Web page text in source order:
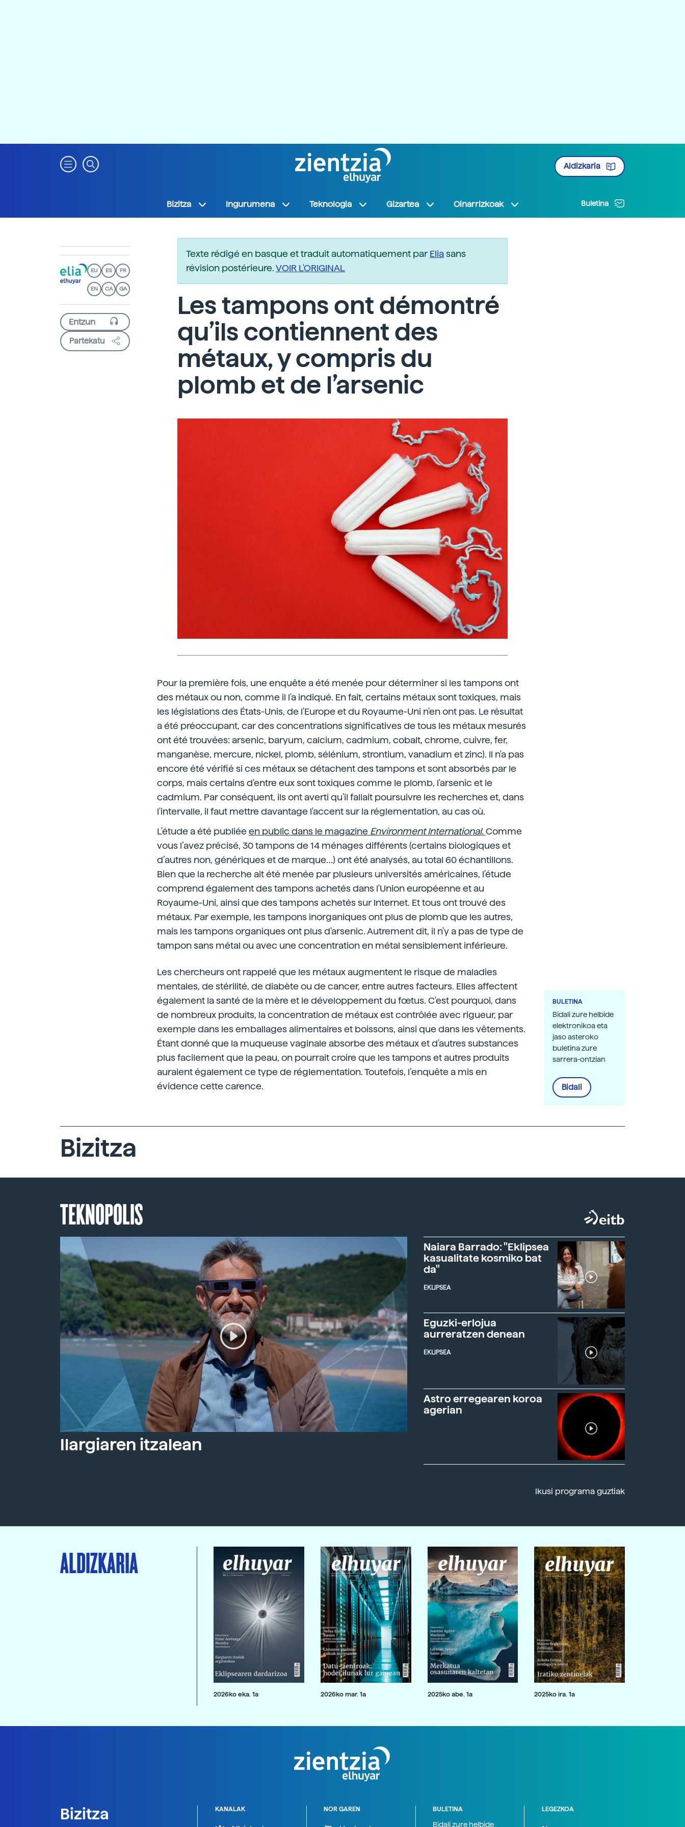
Aldizkaria
Bizitza Ingurumena Teknologia Gizartea Oinarrizkoak Buletina
EU ES FR
EN CA GA
Partekatu
Texte rédigé en basque et traduit automatiquement parEliasans
révision postérieure.VOIR L'ORIGINAL
Les tampons ont démontré
qu’ils contiennent des
métaux, y compris du
plomb et de l’arsenic
Pour la première fois, une enquête a été menée pour déterminer si les tampons ont
des métaux ou non, comme il l'a indiqué. En fait, certains métaux sont toxiques, mais
les législations des États-Unis, de l'Europe et du Royaume-Uni n'en ont pas. Le résultat
a été préoccupant, car des concentrations significatives de tous les métaux mesurés
ont été trouvées: arsenic, baryum, calcium, cadmium, cobalt, chrome, cuivre, fer,
manganèse, mercure, nickel, plomb, sélénium, strontium, vanadium et zinc). Il n'a pas
encore été vérifié si ces métaux se détachent des tampons et sont absorbés par le
corps, mais certains d'entre eux sont toxiques comme le plomb, l'arsenic et le
cadmium. Par conséquent, ils ont averti qu'il fallait poursuivre les recherches et, dans
l'intervalle, il faut mettre davantage l'accent sur la réglementation, au cas où.
L'étude a été publiée en public dans le magazine Environment International.Comme
vous l’avez précisé, 30 tampons de 14 ménages différents (certains biologiques et
d’autres non, génériques et de marque…) ont été analysés, au total 60 échantillons.
Bien que la recherche ait été menée par plusieurs universités américaines, l'étude
comprend également des tampons achetés dans l'Union européenne et au
Royaume-Uni, ainsi que des tampons achetés sur Internet. Et tous ont trouvé des
métaux. Par exemple, les tampons inorganiques ont plus de plomb que les autres,
mais les tampons organiques ont plus d'arsenic. Autrement dit, il n'y a pas de type de
tampon sans métal ou avec une concentration en métal sensiblement inférieure.
Les chercheurs ont rappelé que les métaux augmentent le risque de maladies
mentales, de stérilité, de diabète ou de cancer, entre autres facteurs. Elles affectent
également la santé de la mère et le développement du fœtus. C'est pourquoi, dans
de nombreux produits, la concentration de métaux est contrôlée avec rigueur, par
exemple dans les emballages alimentaires et boissons, ainsi que dans les vêtements.
Étant donné que la muqueuse vaginale absorbe des métaux et d'autres substances
plus facilement que la peau, on pourrait croire que les tampons et autres produits
auraient également ce type de réglementation. Toutefois, l’enquête a mis en
évidence cette carence.
BULETINA
Bidali zure helbide
elektronikoa eta
jaso asteroko
buletina zure
sarrera-ontzian
Bidali
Bizitza
TEKNOPOLIS
Ilargiaren itzalean
Naiara Barrado: "Eklipsea
kasualitate kosmiko bat
da"
EKLIPSEA
Eguzki-erlojua
aurreratzen denean
EKLIPSEA
Astro erregearen koroa
agerian
Ikusi programa guztiak
ALDIZKARIA
2026ko eka. 1a 2026ko mar. 1a 2025ko abe. 1a 2025ko ira. 1a
Bizitza KANALAK NOR GAREN BULETINA
Bidali zure helbide
LEGEZKOA